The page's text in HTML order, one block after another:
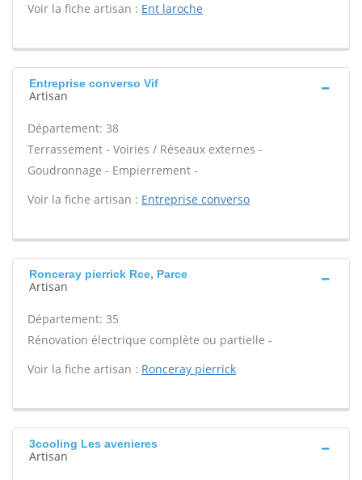
Voir la fiche artisan : Ent laroche
Entreprise converso Vif
Artisan
Département: 38
Terrassement - Voiries / Réseaux externes -
Goudronnage - Empierrement -
Voir la fiche artisan : Entreprise converso
Ronceray pierrick Rce, Parce
Artisan
Département: 35
Rénovation électrique complète ou partielle -
Voir la fiche artisan : Ronceray pierrick
3cooling Les avenieres
Artisan